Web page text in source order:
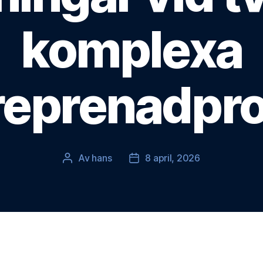
komplexa
Inläggsförfattare
Av hans Inläggsdatum
8 april, 2026